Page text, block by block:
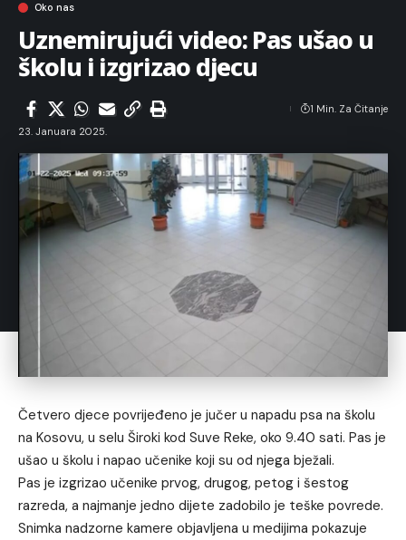
Oko nas
Uznemirujući video: Pas ušao u
školu i izgrizao djecu
23. Januara 2025.
1 Min. Za Čitanje
Četvero djece povrijeđeno je jučer u napadu psa na školu
na Kosovu, u selu Široki kod Suve Reke, oko 9.40 sati. Pas je
ušao u školu i napao učenike koji su od njega bježali.
Pas je izgrizao učenike prvog, drugog, petog i šestog
razreda, a najmanje jedno dijete zadobilo je teške povrede.
Snimka nadzorne kamere objavljena u medijima pokazuje